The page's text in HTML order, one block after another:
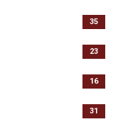
35
23
16
31